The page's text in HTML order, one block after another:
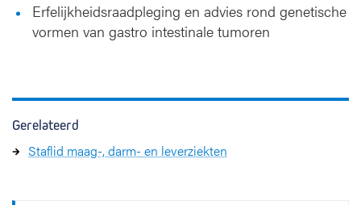
Erfelijkheidsraadpleging en advies rond genetische
vormen van gastro intestinale tumoren
Gerelateerd
Staflid maag-, darm- en leverziekten